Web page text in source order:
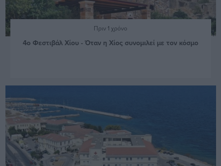
Πριν 1 χρόνο
4ο Φεστιβάλ Χίου - Όταν η Χίος συνομιλεί με τον κόσμο